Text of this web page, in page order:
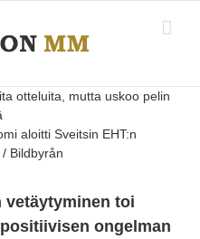
aloitti Sveitsin EHT:n
Bildbyrån
vetäytyminen toi
ongelman